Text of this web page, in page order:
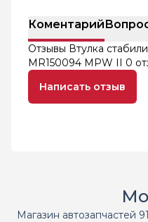
Коментарий
Отзывы Втулка
MR150094 MPW II 0
Написать отзыв
Магазин автозапчастей